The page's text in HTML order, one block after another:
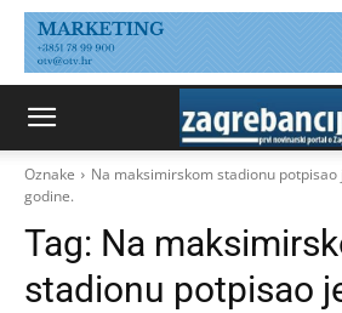
Oznake
Na maksimirskom stadionu
godine.
Tag: Na
stadionu potpisao